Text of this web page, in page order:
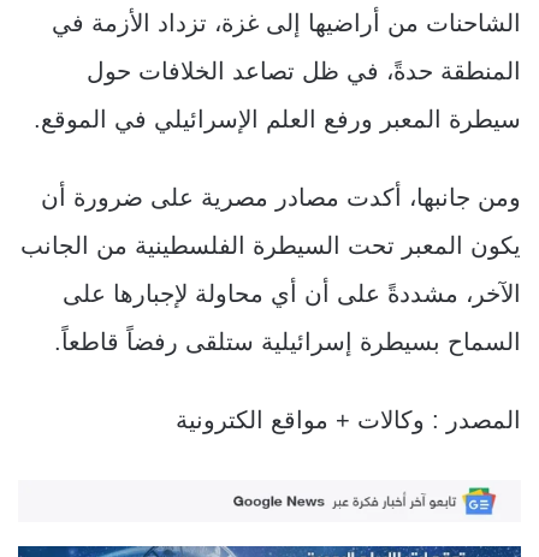
الشاحنات من أراضيها إلى غزة، تزداد الأزمة في
المنطقة حدةً، في ظل تصاعد الخلافات حول
سيطرة المعبر ورفع العلم الإسرائيلي في الموقع.
ومن جانبها، أكدت مصادر مصرية على ضرورة أن
يكون المعبر تحت السيطرة الفلسطينية من الجانب
الآخر، مشددةً على أن أي محاولة لإجبارها على
السماح بسيطرة إسرائيلية ستلقى رفضاً قاطعاً.
المصدر : وكالات + مواقع الكترونية